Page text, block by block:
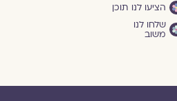
הציעו לנו תוכן
שלחו לנו
משוב